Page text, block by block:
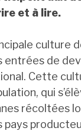
et à lire.
culture
entrées de
Cette
qui
récoltées
pays